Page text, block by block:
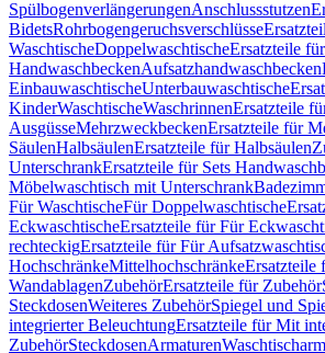
SpülbogenverlängerungenAnschlussstutzen
BidetsRohrbogengeruchsverschlüsse
WaschtischeDoppelwaschtischeErsatzteile
HandwaschbeckenAufsatzhandwaschbecken
EinbauwaschtischeUnterbauwaschtische
KinderWaschtischeWaschrinnenErsatzteile
AusgüsseMehrzweckbeckenErsatzteile für
SäulenHalbsäulenErsatzteile für Halbsäulen
UnterschrankErsatzteile für Sets
Möbelwaschtisch mit Unterschrank
Für WaschtischeFür Doppelwaschtische
EckwaschtischeErsatzteile für Für
rechteckigErsatzteile für Für
HochschränkeMittelhochschränkeErsatzteile
WandablagenZubehörErsatzteile für Zubehör
SteckdosenWeiteres ZubehörSpiegel und
integrierter BeleuchtungErsatzteile für Mit
ZubehörSteckdosenArmaturen